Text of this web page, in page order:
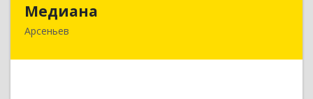
Медиана
Арсеньев